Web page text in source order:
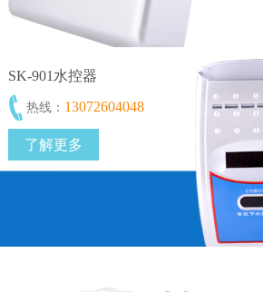
SK-901水控器
热线： 13072604048
了解更多